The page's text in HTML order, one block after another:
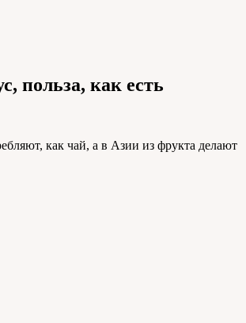
польза, как есть
как чай, а в Азии из фрукта делают